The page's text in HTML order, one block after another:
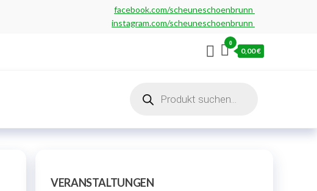
facebook.com/scheuneschoenbrunn
instagram.com/scheuneschoenbrunn
0
0,00 €
search
VERANSTALTUNGEN